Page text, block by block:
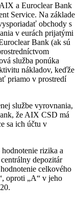
a Euroclear Bank
Service. Na základe
obchody s
v eurách prijatými
Bank (ak sú
služba ponúka
nákladov, keďže
priamo v prostredí
službe vyrovnania,
že AIX CSD má
sa ich účtu v
rizika a
depozitár
celkového
oproti „A“ v jeho